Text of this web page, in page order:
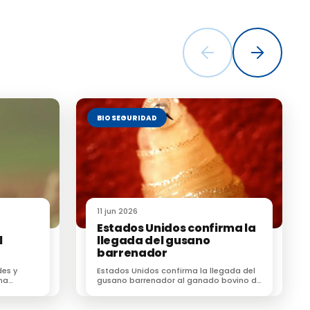
de
inspectores
de vista
de
y
BIOSEGURIDAD
11 jun 2026
Estados Unidos confirma la
llegada del gusano
barrenador
Estados Unidos confirma la llegada del
gusano barrenador al ganado bovino de